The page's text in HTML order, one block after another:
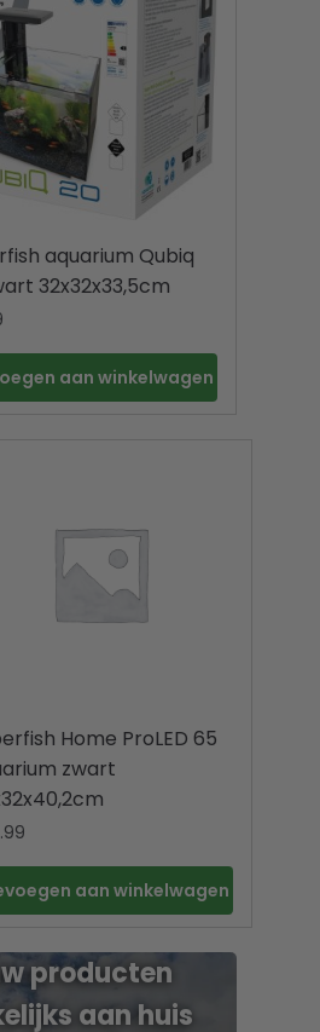
aquarium Qubiq
32x32x33,5cm
aan winkelwagen
Home ProLED 65
zwart
aan winkelwagen
producten
aan huis